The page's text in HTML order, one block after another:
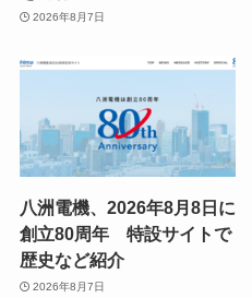
2026年8月7日
八洲電機、2026年8月8日に
創立80周年 特設サイトで
歴史など紹介
2026年8月7日